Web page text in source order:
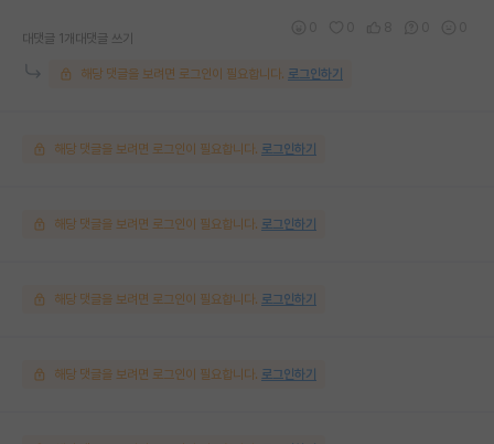
대댓글 1개 대댓글 쓰기
해당 댓글을 보려면 로그인이 필요합니다. 로그인하기
해당 댓글을 보려면 로그인이 필요합니다. 로그인하기
해당 댓글을 보려면 로그인이 필요합니다. 로그인하기
해당 댓글을 보려면 로그인이 필요합니다. 로그인하기
해당 댓글을 보려면 로그인이 필요합니다. 로그인하기